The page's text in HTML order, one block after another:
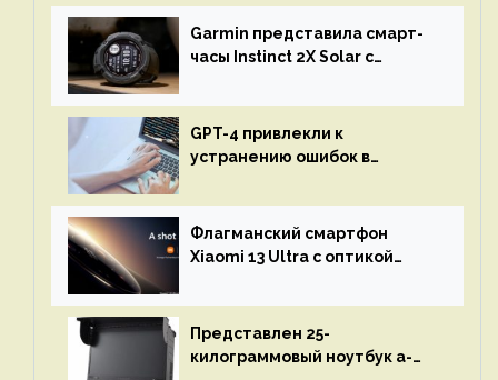
Garmin представила смарт-
часы Instinct 2X Solar с
GPT-4 привлекли к
устранению ошибок в
остановится до полного
восстановления кода и
объяснит, что пошло не так
Флагманский смартфон
Xiaomi 13 Ultra с оптикой
представят 18 апреля
Представлен 25-
килограммовый ноутбук a-